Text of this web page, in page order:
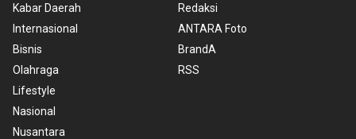
Kabar Daerah
Internasional
Bisnis
Olahraga
Lifestyle
Nasional
Nusantara
Redaksi
ANTARA Foto
BrandA
RSS